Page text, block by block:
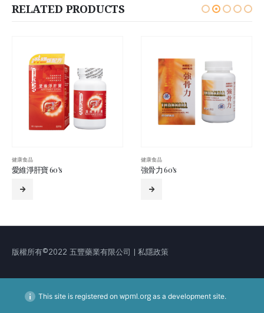
RELATED PRODUCTS
健康食品
強骨力 60’s
健康食品
美國輔酶Q10紅趜精華 60’s
版權所有©2022 五豐藥業有限公司 | 私隱政策
This site is registered on wpml.orgas a development site.